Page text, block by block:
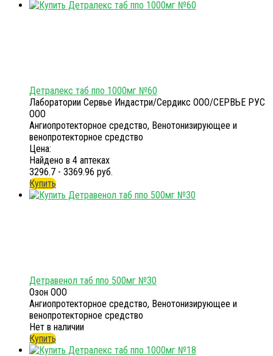
Детралекс таб ппо 1000мг №60
Лаборатории Сервье Индастри/Сердикс ООО/СЕРВЬЕ РУС
ООО
Ангиопротекторное средство, Венотонизирующее и
венопротекторное средство
Цена:
Найдено в 4 аптеках
3296.7 - 3369.96 руб.
Купить
Детравенол таб ппо 500мг №30
Озон ООО
Ангиопротекторное средство, Венотонизирующее и
венопротекторное средство
Нет в наличии
Купить